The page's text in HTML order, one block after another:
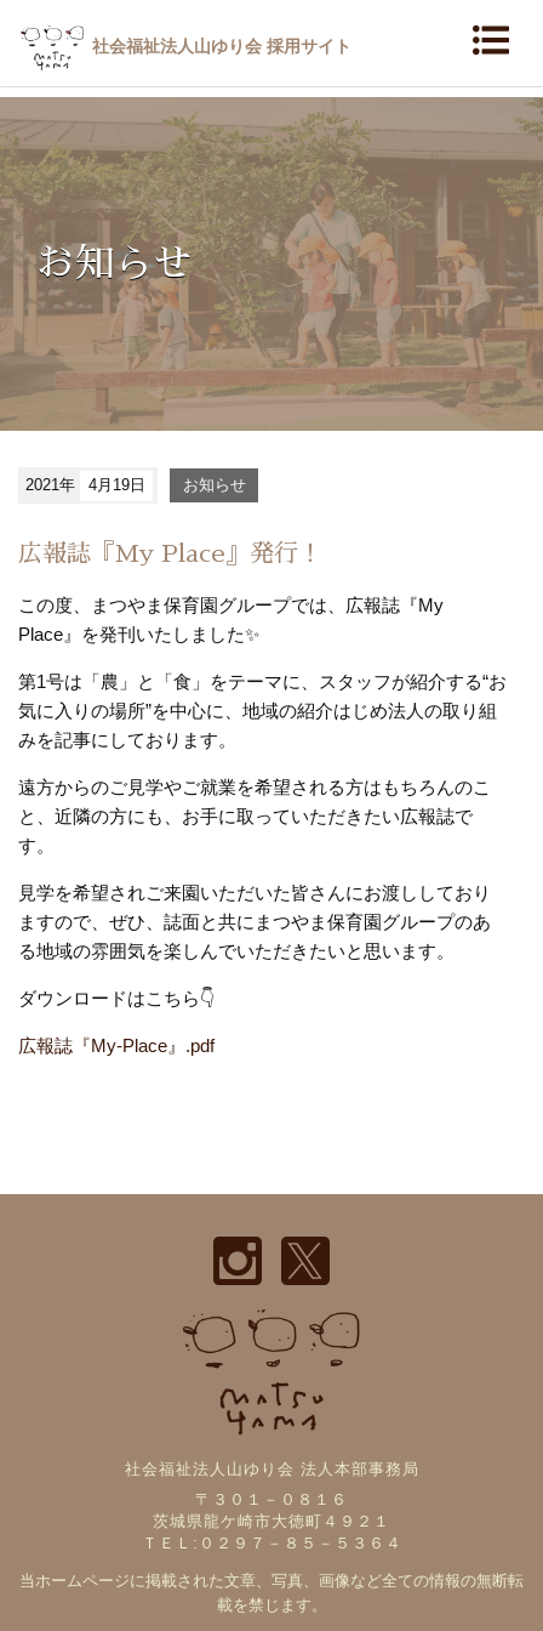
社会福祉法人山ゆり会 採用サイト
お知らせ
2021年 4月19日 お知らせ
広報誌『My Place』発行！
この度、まつやま保育園グループでは、広報誌『My
Place』を発刊いたしました✨
第1号は「農」と「食」をテーマに、スタッフが紹介する“お
気に入りの場所”を中心に、地域の紹介はじめ法人の取り組
みを記事にしております。
遠方からのご見学やご就業を希望される方はもちろんのこ
と、近隣の方にも、お手に取っていただきたい広報誌で
す。
見学を希望されご来園いただいた皆さんにお渡ししており
ますので、ぜひ、誌面と共にまつやま保育園グループのあ
る地域の雰囲気を楽しんでいただきたいと思います。
ダウンロードはこちら👇
広報誌『My-Place』.pdf
社会福祉法人山ゆり会 法人本部事務局
〒３０１－０８１６
茨城県龍ケ崎市大徳町４９２１
ＴＥＬ:０２９７－８５－５３６４
当ホームページに掲載された文章、写真、画像など全ての情報の無断転
載を禁じます。